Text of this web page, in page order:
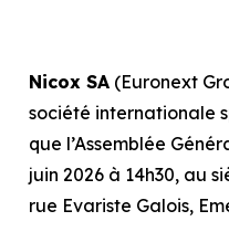
Nicox SA (Euronext
société internationale
que l’Assemblée
juin 2026 à 14h30, au
rue Evariste Galois,